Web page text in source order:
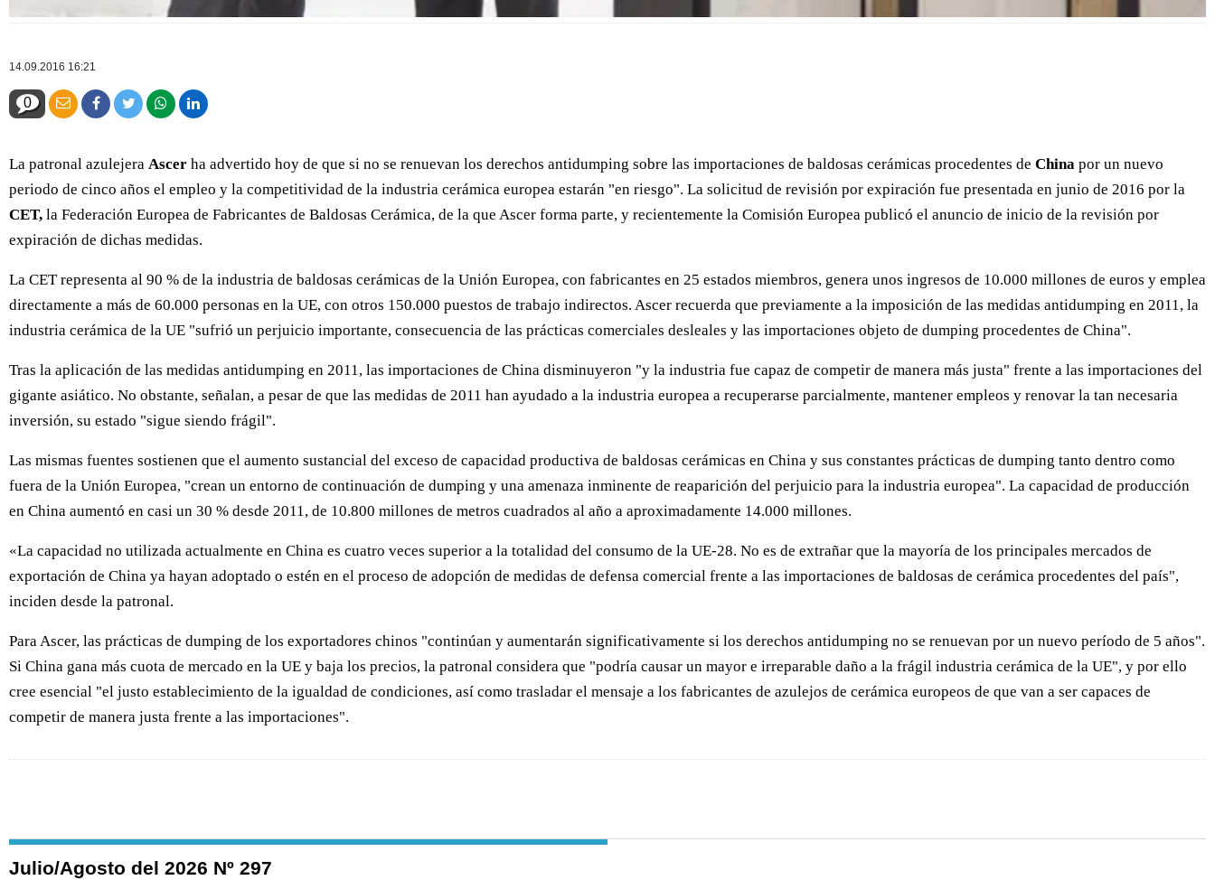
14.09.2016 16:21
0
La patronal azulejera Ascer ha advertido hoy de que si no se renuevan los derechos antidumping sobre las importaciones de baldosas cerámicas procedentes de China por un nuevo
periodo de cinco años el empleo y la competitividad de la industria cerámica europea estarán "en riesgo". La solicitud de revisión por expiración fue presentada en junio de 2016 por la
CET, la Federación Europea de Fabricantes de Baldosas Cerámica, de la que Ascer forma parte, y recientemente la Comisión Europea publicó el anuncio de inicio de la revisión por
expiración de dichas medidas.
La CET representa al 90 % de la industria de baldosas cerámicas de la Unión Europea, con fabricantes en 25 estados miembros, genera unos ingresos de 10.000 millones de euros y emplea
directamente a más de 60.000 personas en la UE, con otros 150.000 puestos de trabajo indirectos. Ascer recuerda que previamente a la imposición de las medidas antidumping en 2011, la
industria cerámica de la UE "sufrió un perjuicio importante, consecuencia de las prácticas comerciales desleales y las importaciones objeto de dumping procedentes de China".
Tras la aplicación de las medidas antidumping en 2011, las importaciones de China disminuyeron "y la industria fue capaz de competir de manera más justa" frente a las importaciones del
gigante asiático. No obstante, señalan, a pesar de que las medidas de 2011 han ayudado a la industria europea a recuperarse parcialmente, mantener empleos y renovar la tan necesaria
inversión, su estado "sigue siendo frágil".
Las mismas fuentes sostienen que el aumento sustancial del exceso de capacidad productiva de baldosas cerámicas en China y sus constantes prácticas de dumping tanto dentro como
fuera de la Unión Europea, "crean un entorno de continuación de dumping y una amenaza inminente de reaparición del perjuicio para la industria europea". La capacidad de producción
en China aumentó en casi un 30 % desde 2011, de 10.800 millones de metros cuadrados al año a aproximadamente 14.000 millones.
«La capacidad no utilizada actualmente en China es cuatro veces superior a la totalidad del consumo de la UE-28. No es de extrañar que la mayoría de los principales mercados de
exportación de China ya hayan adoptado o estén en el proceso de adopción de medidas de defensa comercial frente a las importaciones de baldosas de cerámica procedentes del país",
inciden desde la patronal.
Para Ascer, las prácticas de dumping de los exportadores chinos "continúan y aumentarán significativamente si los derechos antidumping no se renuevan por un nuevo período de 5 años".
Si China gana más cuota de mercado en la UE y baja los precios, la patronal considera que "podría causar un mayor e irreparable daño a la frágil industria cerámica de la UE", y por ello
cree esencial "el justo establecimiento de la igualdad de condiciones, así como trasladar el mensaje a los fabricantes de azulejos de cerámica europeos de que van a ser capaces de
competir de manera justa frente a las importaciones".
Julio/Agosto del 2026 Nº 297